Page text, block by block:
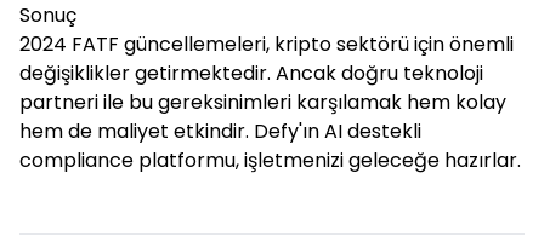
Sonuç
2024 FATF güncellemeleri, kripto sektörü için önemli
değişiklikler getirmektedir. Ancak doğru teknoloji
partneri ile bu gereksinimleri karşılamak hem kolay
hem de maliyet etkindir. Defy'ın AI destekli
compliance platformu, işletmenizi geleceğe hazırlar.